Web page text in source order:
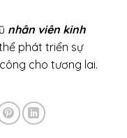
nhân viên kinh
phát triển sự
cho tương lai.